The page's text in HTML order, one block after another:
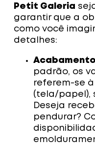
Petit Galeria
garantir que a
como você
detalhes:
padrão, os
referem-se à
(tela/papel),
Deseja
pendurar?